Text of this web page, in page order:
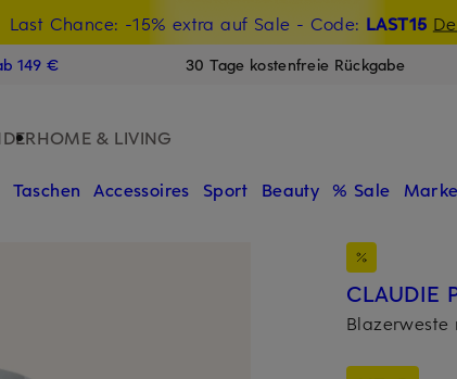
Last Chance: -15% extra auf Sale - Code: LAST15
15€-Willkommensgutschein mit Beyond sichern
149 € 30 Tage kostenfreie Rückgabe
HOME & LIVING
Taschen Accessoires Sport Beauty % Sale
CLAUDIE
Blazerweste